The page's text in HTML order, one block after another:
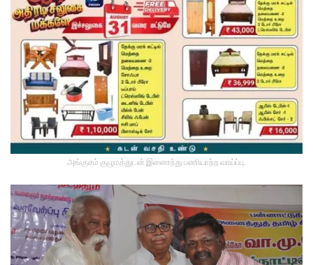
அங்குசம் குழுமத்துடன் இணைந்து பணியாற்ற வாய்ப்பு.